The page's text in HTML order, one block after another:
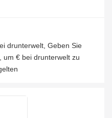
drunterwelt, Geben Sie
um € bei drunterwelt zu